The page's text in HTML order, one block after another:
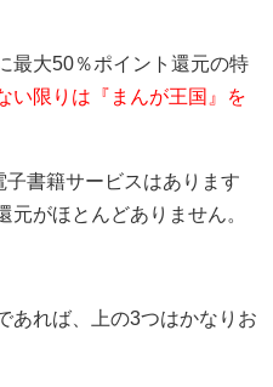
最大50％ポイント還元の特
い限りは『まんが王国』を
書籍サービスはあります
元がほとんどありません。
あれば、上の3つはかなりお